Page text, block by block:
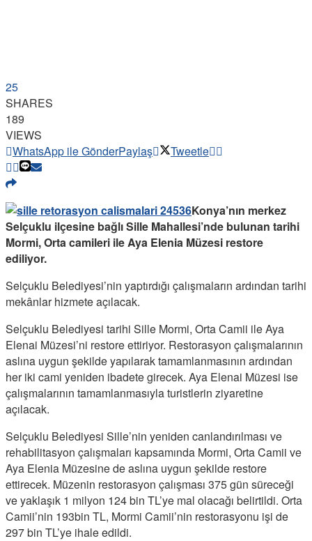
25
SHARES
189
VIEWS
WhatsApp ile GönderPaylaş Tweetle
Konya’nın merkez
Selçuklu ilçesine bağlı Sille Mahallesi’nde bulunan tarihi
Mormi, Orta camileri ile Aya Elenia Müzesi restore
ediliyor.
Selçuklu Belediyesi’nin yaptırdığı çalışmaların ardından tarihi
mekânlar hizmete açılacak.
Selçuklu Belediyesi tarihi Sille Mormi, Orta Camii ile Aya
Elenai Müzesi’ni restore ettiriyor. Restorasyon çalışmalarının
aslına uygun şekilde yapılarak tamamlanmasının ardından
her iki cami yeniden ibadete girecek. Aya Elenai Müzesi ise
çalışmalarının tamamlanmasıyla turistlerin ziyaretine
açılacak.
Selçuklu Belediyesi Sille’nin yeniden canlandırılması ve
rehabilitasyon çalışmaları kapsamında Mormi, Orta Camii ve
Aya Elenia Müzesine de aslına uygun şekilde restore
ettirecek. Müzenin restorasyon çalışması 375 gün süreceği
ve yaklaşık 1 milyon 124 bin TL’ye mal olacağı belirtildi. Orta
Camii’nin 193bin TL, Mormi Camii’nin restorasyonu işi de
297 bin TL’ye ihale edildi.